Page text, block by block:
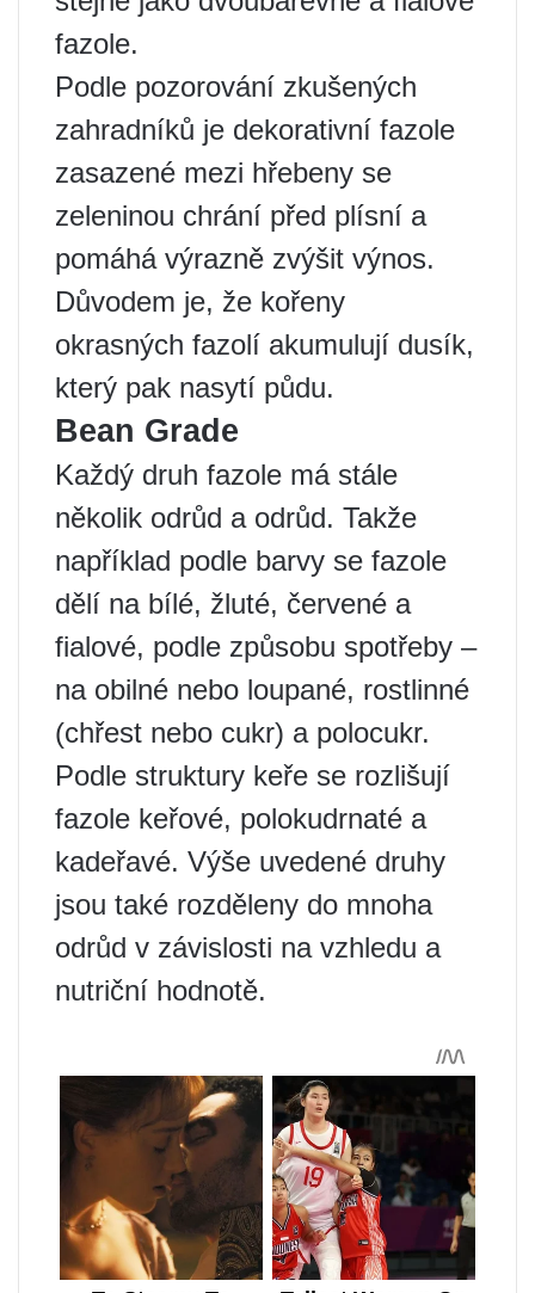
fazole.
Podle pozorování zkušených
zahradníků je dekorativní fazole
zasazené mezi hřebeny se
zeleninou chrání před plísní a
pomáhá výrazně zvýšit výnos.
Důvodem je, že kořeny
okrasných fazolí akumulují dusík,
který pak nasytí půdu.
Bean Grade
Každý druh fazole má stále
několik odrůd a odrůd. Takže
například podle barvy se fazole
dělí na bílé, žluté, červené a
fialové, podle způsobu spotřeby –
na obilné nebo loupané, rostlinné
(chřest nebo cukr) a polocukr.
Podle struktury keře se rozlišují
fazole keřové, polokudrnaté a
kadeřavé. Výše uvedené druhy
jsou také rozděleny do mnoha
odrůd v závislosti na vzhledu a
nutriční hodnotě.